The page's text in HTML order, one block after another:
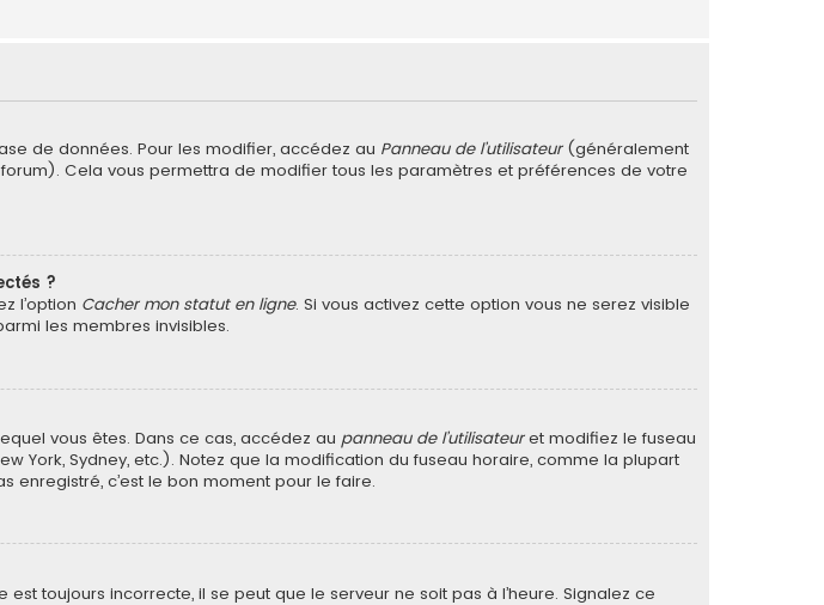
de données. Pour les modifier, accédez au Panneau de l’utilisateur(généralement
Cela vous permettra de modifier tous les paramètres et préférences de votre
?
l’option Cacher mon statut en ligne. Si vous activez cette option vous ne serez visible
les membres invisibles.
vous êtes. Dans ce cas, accédez au panneau de l’utilisateuret modifiez le fuseau
York, Sydney, etc.). Notez que la modification du fuseau horaire, comme la plupart
enregistré, c’est le bon moment pour le faire.
toujours incorrecte, il se peut que le serveur ne soit pas à l’heure. Signalez ce